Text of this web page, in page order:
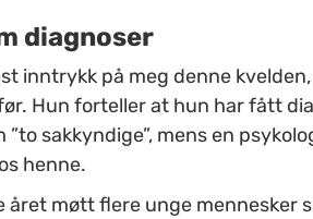
diagnoser
inntrykk på meg denne
Hun forteller at hun har fått
”to sakkyndige”, mens en
henne.
året møtt flere unge mennesker